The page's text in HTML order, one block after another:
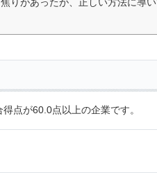
点が60.0点以上の企業です。